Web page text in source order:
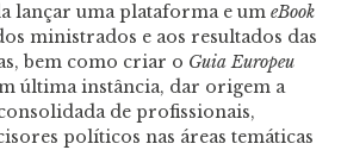
lançar uma plataforma e um eBook
ministrados e aos resultados das
bem como criar o Guia Europeu
última instância, dar origem a
de profissionais,
políticos nas áreas temáticas